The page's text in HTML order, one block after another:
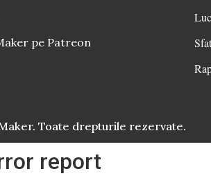
pe Patreon
Toate drepturile rezervate.
report